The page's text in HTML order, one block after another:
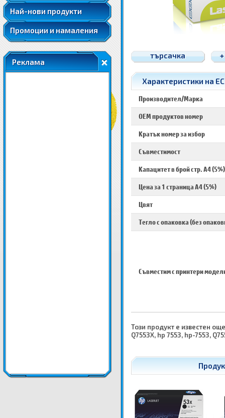
Най-нови продукти
Промоции и намаления
Реклама
търсачка
Характеристики на
Производител/Марка
OEM продуктов номер
Кратък номер за избор
Съвместимост
Капацитет в брой стр. A4 (5%)
Цена за 1 страница A4 (5%)
Цвят
Тегло с опаковка (без
Съвместим с принтери
Този продукт е известен
Q7553X, hp 7553, hp-7553,